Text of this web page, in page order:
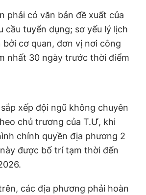
phải có văn bản đề xuất của
cầu tuyển dụng; sơ yếu lý lịch
bởi cơ quan, đơn vị nơi công
nhất 30 ngày trước thời điểm
xếp đội ngũ không chuyên
chủ trương của T.Ư, khi
chính quyền địa phương 2
được bố trí tạm thời đến
các địa phương phải hoàn